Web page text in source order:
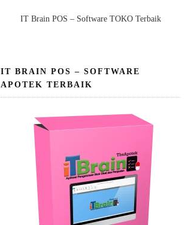
IT Brain POS – Software TOKO Terbaik
IT BRAIN POS – SOFTWARE
APOTEK TERBAIK